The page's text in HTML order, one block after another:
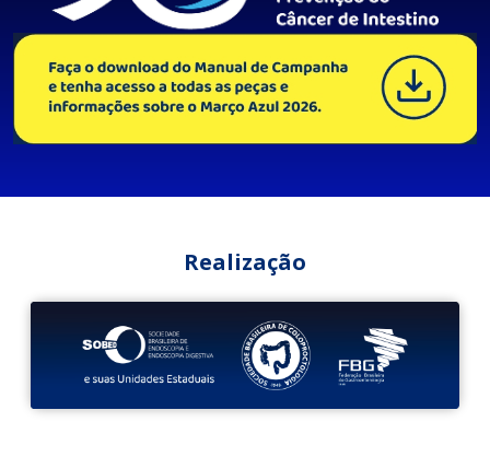
Realização